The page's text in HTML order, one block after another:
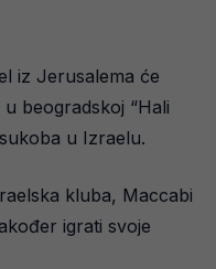
iz Jerusalema će
beogradskoj “Hali
u Izraelu.
kluba, Maccabi
igrati svoje